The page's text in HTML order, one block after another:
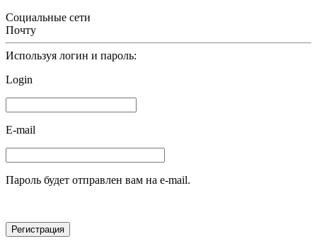
Социальные сети
Почту
Используя логин и пароль:
Login
E-mail
Пароль будет отправлен вам на e-mail.